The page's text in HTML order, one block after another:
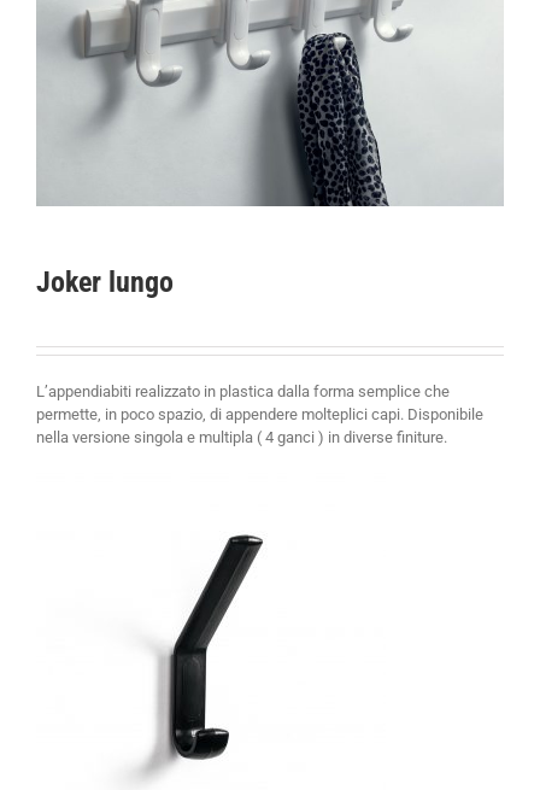
Joker lungo
L’appendiabiti realizzato in plastica dalla forma semplice che
permette, in poco spazio, di appendere molteplici capi. Disponibile
nella versione singola e multipla ( 4 ganci ) in diverse finiture.